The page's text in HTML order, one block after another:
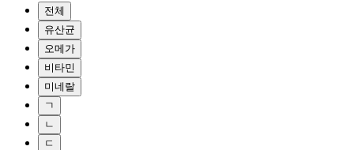
전체
유산균
오메가
비타민
미네랄
ㄱ
ㄴ
ㄷ